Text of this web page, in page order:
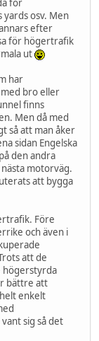
för
osv. Men
efter
för högertrafik
ut
har
bro eller
finns
Men då med
så att man åker
sidan Engelska
den andra
motorväg.
att bygga
Före
och även i
att de
högerstyrda
bättre att
enkelt
sig så det